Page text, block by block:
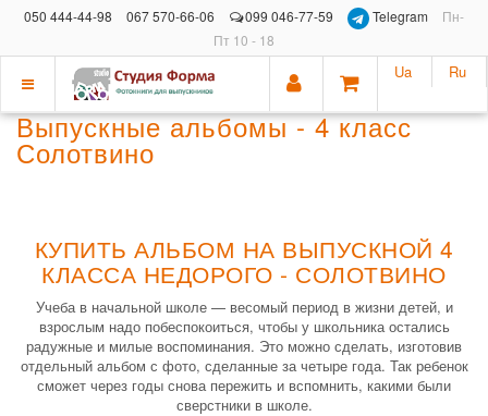
050 444-44-98 067 570-66-06 099 046-77-59 Telegram
Пн-
Пт 10 - 18
Показать
меню
Ua Ru
Выпускные альбомы - 4 класс
Солотвино
КУПИТЬ АЛЬБОМ НА ВЫПУСКНОЙ 4
КЛАССА НЕДОРОГО - СОЛОТВИНО
Учеба в начальной школе — весомый период в жизни детей, и
взрослым надо побеспокоиться, чтобы у школьника остались
радужные и милые воспоминания. Это можно сделать, изготовив
отдельный альбом с фото, сделанные за четыре года. Так ребенок
сможет через годы снова пережить и вспомнить, какими были
сверстники в школе.